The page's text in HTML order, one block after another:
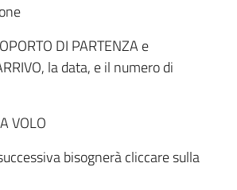
DI PARTENZA e
la data, e il numero di
VOLO
bisognerà cliccare sulla